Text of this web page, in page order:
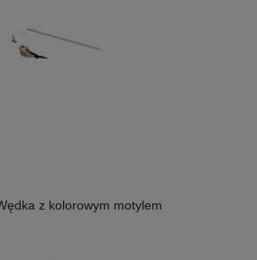
z kolorowym motylem